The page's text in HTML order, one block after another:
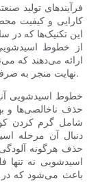
فرآیندهای تولید
کارایی و کیفیت
این تکنیک‌ها که در
از خطوط
ارائه می‌دهند که
نهایت منجر به صرفه‌جویی در هزینه و محصولات با کیفیت بالاتر شوند.
خطوط اسیدشویی
حذف ناخالصی‌ها و
شامل گرم کردن
دنبال آن مرحله
حذف هرگونه
اسیدشویی نه تنها
باعث می‌شود که در